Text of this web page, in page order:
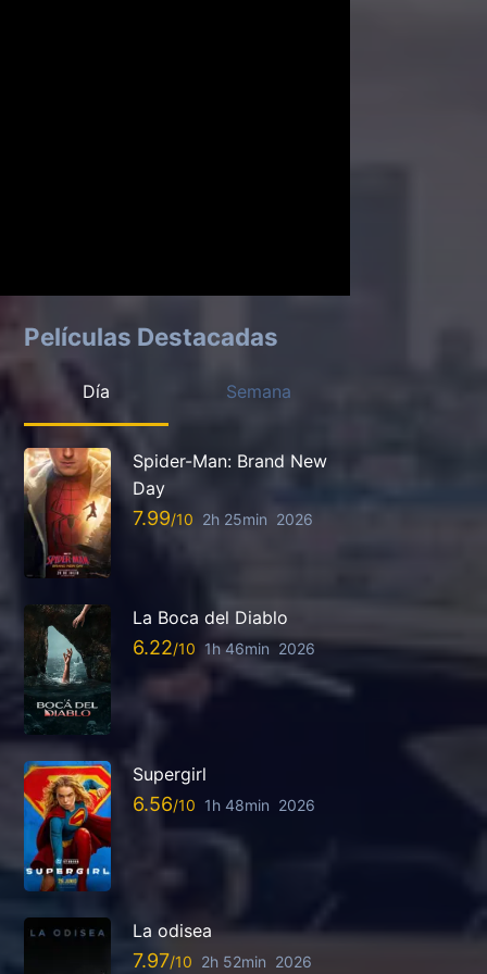
Películas Destacadas
Día Semana
Spider-Man: Brand New
Day
7.99 2h 25min 2026
La Boca del Diablo
6.22 1h 46min 2026
Supergirl
6.56 1h 48min 2026
La odisea
7.97 2h 52min 2026